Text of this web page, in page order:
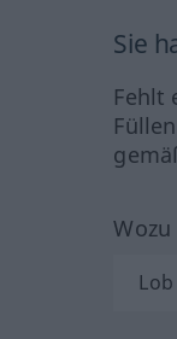
Sie
Fehlt